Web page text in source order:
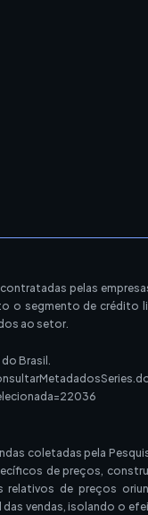
pelas
o segmento de crédito
ao setor.
Brasil.
coletadas pela
de preços,
de preços
das vendas, isolando o